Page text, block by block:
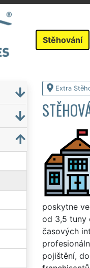
Stěhování
Extra
poskytne
od 3,5 tuny
časových
pojištění,